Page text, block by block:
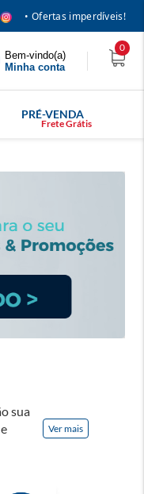
• Ofertas imperdíveis!
Bem-vindo(a)
Minha conta
0
PRÉ-VENDA
sua
Ver mais